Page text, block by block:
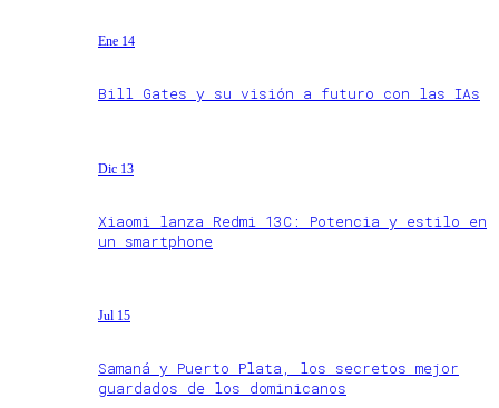
Ene 14
Bill Gates y su visión a futuro con las IAs
Dic 13
Xiaomi lanza Redmi 13C: Potencia y estilo en
un smartphone
Jul 15
Samaná y Puerto Plata, los secretos mejor
guardados de los dominicanos